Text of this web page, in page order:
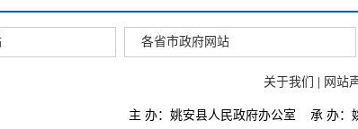
各省市政府网站
关于我们 | 网站
主 办：姚安县人民政府办公室 承 办：